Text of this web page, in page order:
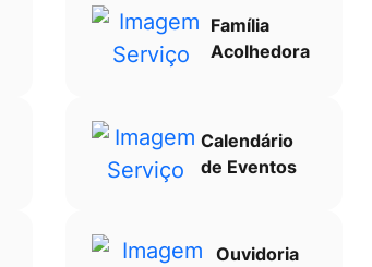
Família
Acolhedora
Calendário
de Eventos
Ouvidoria